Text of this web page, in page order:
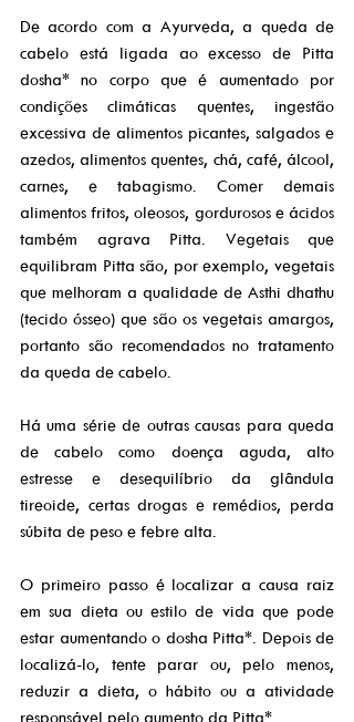
De acordo com a Ayurveda, a queda de
cabelo está ligada ao excesso de Pitta
dosha* no corpo que é aumentado por
condições climáticas quentes, ingestão
excessiva de alimentos picantes, salgados e
azedos, alimentos quentes, chá, café, álcool,
carnes, e tabagismo. Comer demais
alimentos fritos, oleosos, gordurosos e ácidos
também agrava Pitta. Vegetais que
equilibram Pitta são, por exemplo, vegetais
que melhoram a qualidade de Asthi dhathu
(tecido ósseo) que são os vegetais amargos,
portanto são recomendados no tratamento
da queda de cabelo.
Há uma série de outras causas para queda
de cabelo como doença aguda, alto
estresse e desequilíbrio da glândula
tireoide, certas drogas e remédios, perda
súbita de peso e febre alta.
O primeiro passo é localizar a causa raiz
em sua dieta ou estilo de vida que pode
estar aumentando o dosha Pitta*. Depois de
localizá-lo, tente parar ou, pelo menos,
reduzir a dieta, o hábito ou a atividade
responsável pelo aumento da Pitta*.